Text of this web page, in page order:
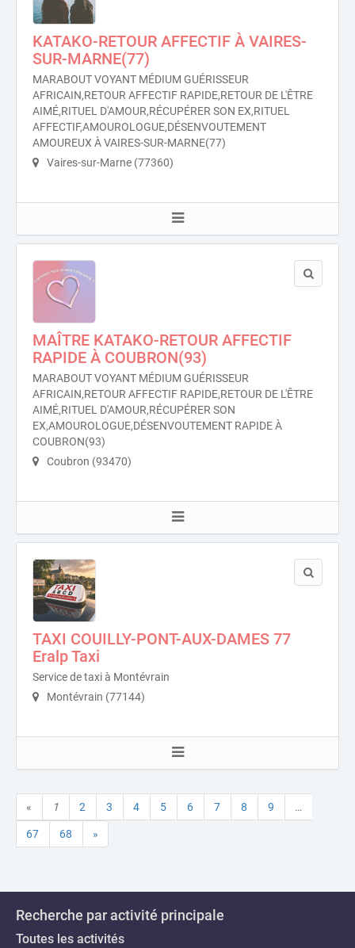
KATAKO-RETOUR AFFECTIF À VAIRES-
SUR-MARNE(77)
MARABOUT VOYANT MÉDIUM GUÉRISSEUR
AFRICAIN,RETOUR AFFECTIF RAPIDE,RETOUR DE L'ÊTRE
AIMÉ,RITUEL D'AMOUR,RÉCUPÉRER SON EX,RITUEL
AFFECTIF,AMOUROLOGUE,DÉSENVOUTEMENT
AMOUREUX À VAIRES-SUR-MARNE(77)
Vaires-sur-Marne (77360)
MAÎTRE KATAKO-RETOUR AFFECTIF
RAPIDE À COUBRON(93)
MARABOUT VOYANT MÉDIUM GUÉRISSEUR
AFRICAIN,RETOUR AFFECTIF RAPIDE,RETOUR DE L'ÊTRE
AIMÉ,RITUEL D'AMOUR,RÉCUPÉRER SON
EX,AMOUROLOGUE,DÉSENVOUTEMENT RAPIDE À
COUBRON(93)
Coubron (93470)
TAXI COUILLY-PONT-AUX-DAMES 77
Eralp Taxi
Service de taxi à Montévrain
Montévrain (77144)
« 1 2 3 4 5 6 7 8 9 …
67 68 »
Recherche par activité principale
Toutes les activités